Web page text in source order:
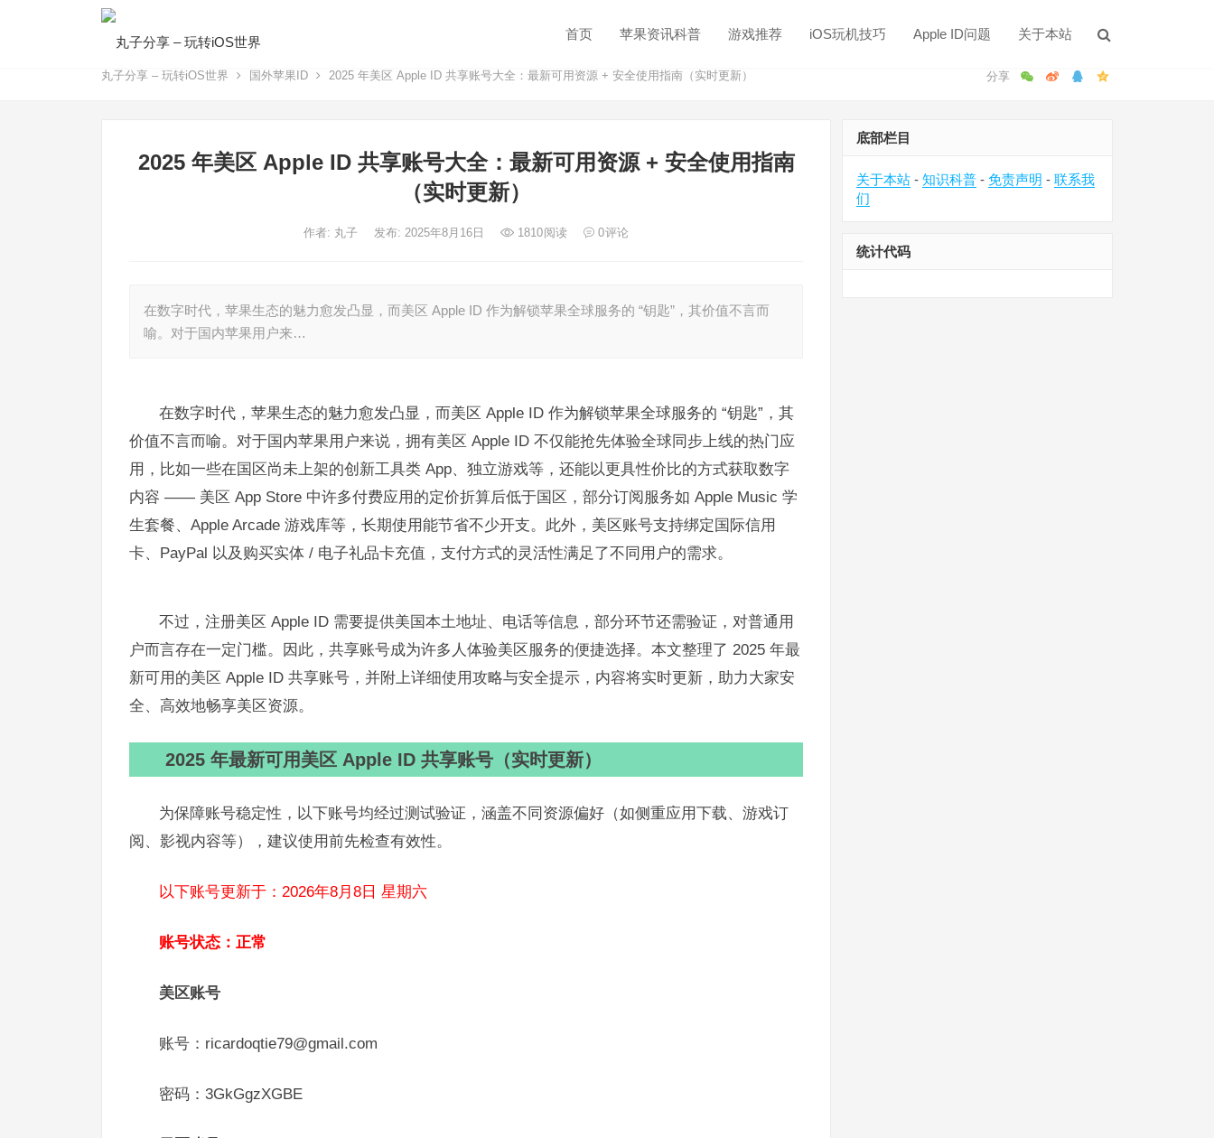
首页 苹果资讯科普 游戏推荐 iOS玩机技巧 Apple ID问题 关于本站
丸子分享 – 玩转iOS世界 国外苹果ID 2025 年美区 Apple ID 共享账号大全：最新可用资源 + 安全使用指南（实时更新）
2025 年美区 Apple ID 共享账号大全：最新可用资源 + 安全使用指南
（实时更新）
作者: 丸子 发布: 2025年8月16日 1810阅读 0评论
在数字时代，苹果生态的魅力愈发凸显，而美区 Apple ID 作为解锁苹果全球服务的 “钥匙”，其价值不言而
喻。对于国内苹果用户来…
在数字时代，苹果生态的魅力愈发凸显，而美区 Apple ID 作为解锁苹果全球服务的 “钥匙”，其
价值不言而喻。对于国内苹果用户来说，拥有美区 Apple ID 不仅能抢先体验全球同步上线的热门应
用，比如一些在国区尚未上架的创新工具类 App、独立游戏等，还能以更具性价比的方式获取数字
内容 —— 美区 App Store 中许多付费应用的定价折算后低于国区，部分订阅服务如 Apple Music 学
生套餐、Apple Arcade 游戏库等，长期使用能节省不少开支。此外，美区账号支持绑定国际信用
卡、PayPal 以及购买实体 / 电子礼品卡充值，支付方式的灵活性满足了不同用户的需求。​
不过，注册美区 Apple ID 需要提供美国本土地址、电话等信息，部分环节还需验证，对普通用
户而言存在一定门槛。因此，共享账号成为许多人体验美区服务的便捷选择。本文整理了 2025 年最
新可用的美区 Apple ID 共享账号，并附上详细使用攻略与安全提示，内容将实时更新，助力大家安
全、高效地畅享美区资源。​
2025 年最新可用美区 Apple ID 共享账号（实时更新）​
为保障账号稳定性，以下账号均经过测试验证，涵盖不同资源偏好（如侧重应用下载、游戏订
阅、影视内容等），建议使用前先检查有效性。​
以下账号更新于：2026年8月8日 星期六
账号状态：正常
美区账号
账号：ricardoqtie79@gmail.com
密码：3GkGgzXGBE
底部栏目
关于本站 - 知识科普 - 免责声明 - 联系我
们
统计代码